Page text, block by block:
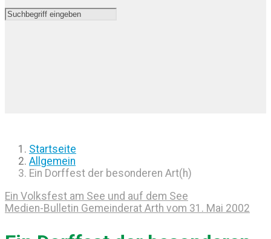
Startseite
Allgemein
Ein Dorffest der besonderen Art(h)
Ein Volksfest am See und auf dem See
Medien-Bulletin Gemeinderat Arth vom 31. Mai 2002